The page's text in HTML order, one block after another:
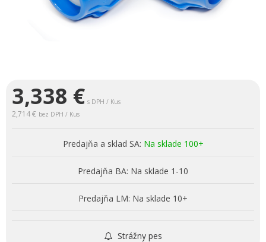
3,338 € s DPH / Kus
2,714 € bez DPH / Kus
Predajňa a sklad SA: Na sklade 100+
Predajňa BA: Na sklade 1-10
Predajňa LM: Na sklade 10+
Strážny pes